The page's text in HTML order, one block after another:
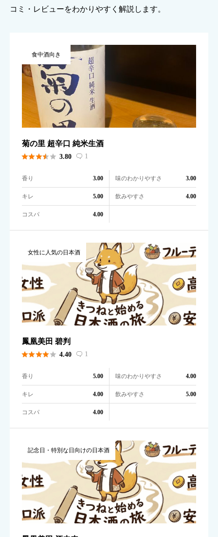
コミ・レビューをわかりやすく解説します。
食中酒向き
菊の里 超辛口 純米生酒
 3.80  1
香り 3.00 味のわかりやすさ 3.00
キレ 5.00 飲みやすさ 4.00
コスパ 4.00
女性に人気の日本酒
鳳凰美田 碧判
 4.40  1
香り 5.00 味のわかりやすさ 4.00
キレ 4.00 飲みやすさ 5.00
コスパ 4.00
記念日・特別な日向けの日本酒